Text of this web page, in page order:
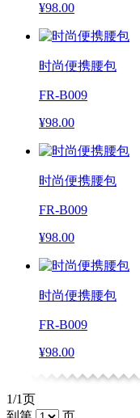
¥98.00
时尚便携腰包
FR-B009
¥98.00
时尚便携腰包
FR-B009
¥98.00
时尚便携腰包
FR-B009
¥98.00
1/1页